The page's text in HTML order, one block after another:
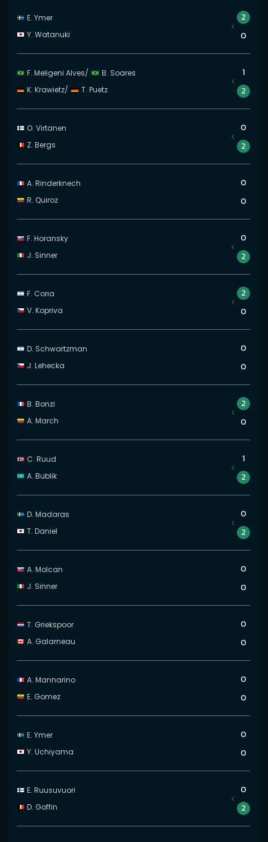
E. Ymer
Y. Watanuki
2
0
F. Meligeni Alves/
B. Soares
K. Krawietz/ T. Puetz
1
2
O. Virtanen
Z. Bergs
0
2
A. Rinderknech
R. Quiroz
0
0
F. Horansky
J. Sinner
0
2
F. Coria
V. Kopriva
2
0
D. Schwartzman
J. Lehecka
0
0
B. Bonzi
A. March
2
0
C. Ruud
A. Bublik
1
2
D. Madaras
T. Daniel
0
2
A. Molcan
J. Sinner
0
0
T. Griekspoor
A. Galarneau
0
0
A. Mannarino
E. Gomez
0
0
E. Ymer
Y. Uchiyama
0
0
E. Ruusuvuori
D. Goffin
0
2